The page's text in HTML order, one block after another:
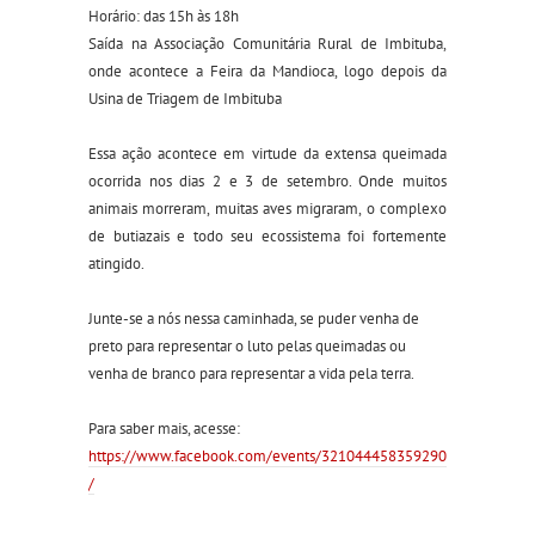
Horário: das 15h às 18h
Saída na Associação Comunitária Rural de Imbituba,
onde acontece a Feira da Mandioca, logo depois da
Usina de Triagem de Imbituba
Essa ação acontece em virtude da extensa queimada
ocorrida nos dias 2 e 3 de setembro. Onde muitos
animais morreram, muitas aves migraram, o complexo
de butiazais e todo seu ecossistema foi fortemente
atingido.
Junte-se a nós nessa caminhada, se puder venha de
preto para representar o luto pelas queimadas ou
venha de branco para representar a vida pela terra.
Para saber mais, acesse:
https://www.facebook.com/events/321044458359290
/